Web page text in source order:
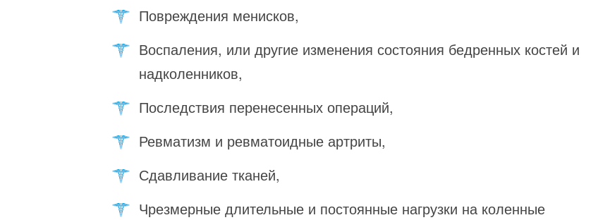
Повреждения менисков,
Воспаления, или другие изменения состояния бедренных костей и
надколенников,
Последствия перенесенных операций,
Ревматизм и ревматоидные артриты,
Сдавливание тканей,
Чрезмерные длительные и постоянные нагрузки на коленные